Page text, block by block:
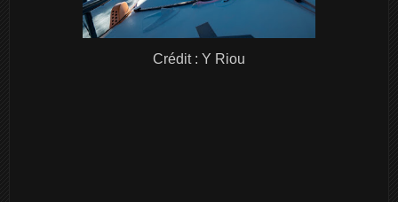
Crédit : Y Riou